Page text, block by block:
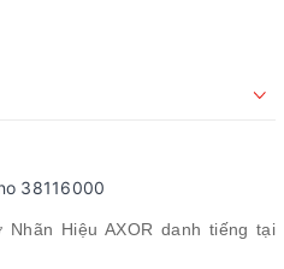
38116000
Hiệu AXOR danh tiếng tại